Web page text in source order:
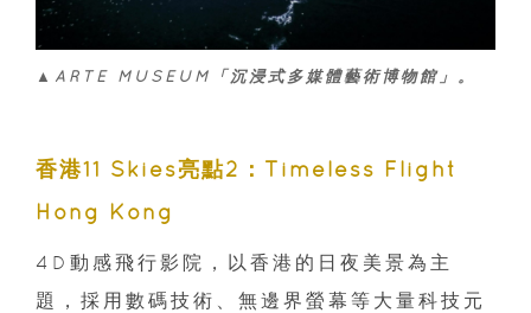
▲ARTE MUSEUM「沉浸式多媒體藝術博物館」。
香港11 Skies亮點2：Timeless Flight
Hong Kong
4D動感飛行影院，以香港的日夜美景為主
題，採用數碼技術、無邊界螢幕等大量科技元